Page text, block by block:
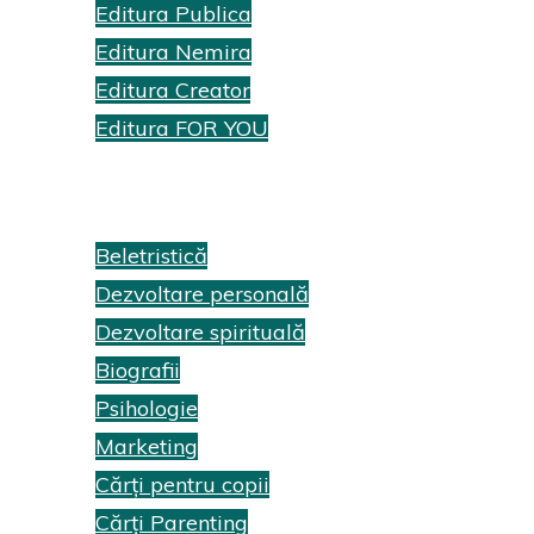
Editura Publica
Editura Nemira
Editura Creator
Editura FOR YOU
Beletristică
Dezvoltare personală
Dezvoltare spirituală
Biografii
Psihologie
Marketing
Cărți pentru copii
Cărți Parenting